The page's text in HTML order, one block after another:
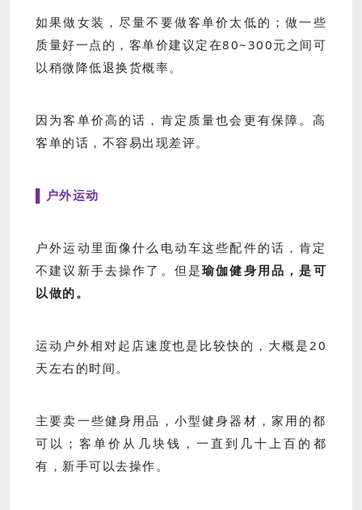
如果做女装，尽量不要做客单价太低的；做一些
质量好一点的，客单价建议定在80~300元之间可
以稍微降低退换货概率。
因为客单价高的话，肯定质量也会更有保障。高
客单的话，不容易出现差评。
▌户外运动
户外运动里面像什么电动车这些配件的话，肯定
不建议新手去操作了。但是瑜伽健身用品，是可
以做的。
运动户外相对起店速度也是比较快的，大概是20
天左右的时间。
主要卖一些健身用品，小型健身器材，家用的都
可以；客单价从几块钱，一直到几十上百的都
有，新手可以去操作。